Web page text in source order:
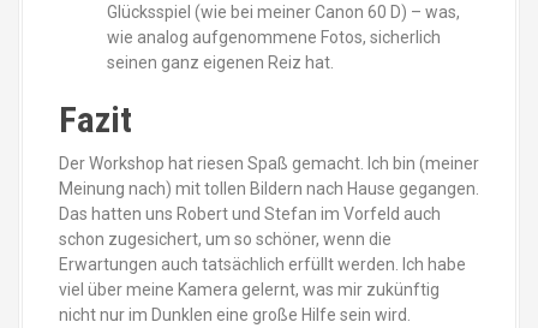
Glücksspiel (wie bei meiner Canon 60 D) – was,
wie analog aufgenommene Fotos, sicherlich
seinen ganz eigenen Reiz hat.
Fazit
Der Workshop hat riesen Spaß gemacht. Ich bin (meiner
Meinung nach) mit tollen Bildern nach Hause gegangen.
Das hatten uns Robert und Stefan im Vorfeld auch
schon zugesichert, um so schöner, wenn die
Erwartungen auch tatsächlich erfüllt werden. Ich habe
viel über meine Kamera gelernt, was mir zukünftig
nicht nur im Dunklen eine große Hilfe sein wird.